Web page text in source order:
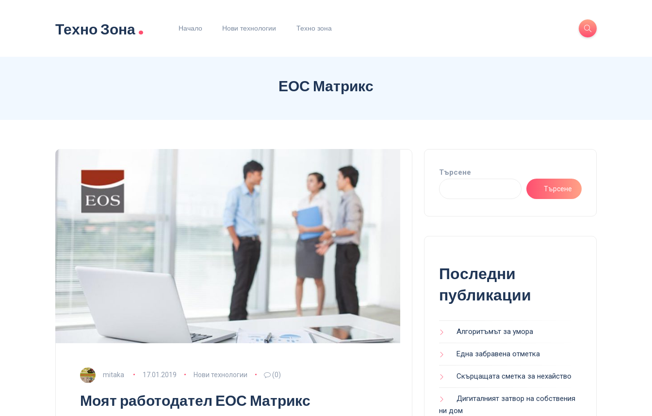
Техно Зона. Начало Нови технологии Техно зона
ЕОС Матрикс
mitaka 17.01.2019 Нови технологии (0)
Моят работодател ЕОС Матрикс
Търсене
Търсене
Последни
публикации
Алгоритъмът за умора
Една забравена отметка
Скърцащата сметка за нехайство
Дигиталният затвор на собствения
ни дом